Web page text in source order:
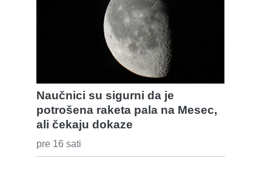
Naučnici su sigurni da je
potrošena raketa pala na Mesec,
ali čekaju dokaze
pre 16 sati